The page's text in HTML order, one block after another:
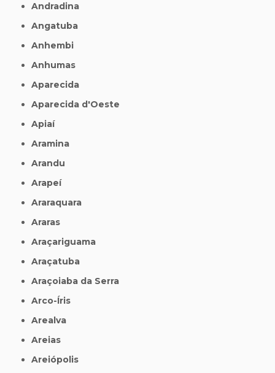
Andradina
Angatuba
Anhembi
Anhumas
Aparecida
Aparecida d'Oeste
Apiaí
Aramina
Arandu
Arapeí
Araraquara
Araras
Araçariguama
Araçatuba
Araçoiaba da Serra
Arco-Íris
Arealva
Areias
Areiópolis